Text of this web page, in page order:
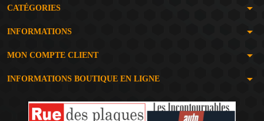
CATÉGORIES arrow_drop_down
INFORMATIONS arrow_drop_down
MON COMPTE CLIENT arrow_drop_down
INFORMATIONS BOUTIQUE EN LIGNE arrow_drop_down